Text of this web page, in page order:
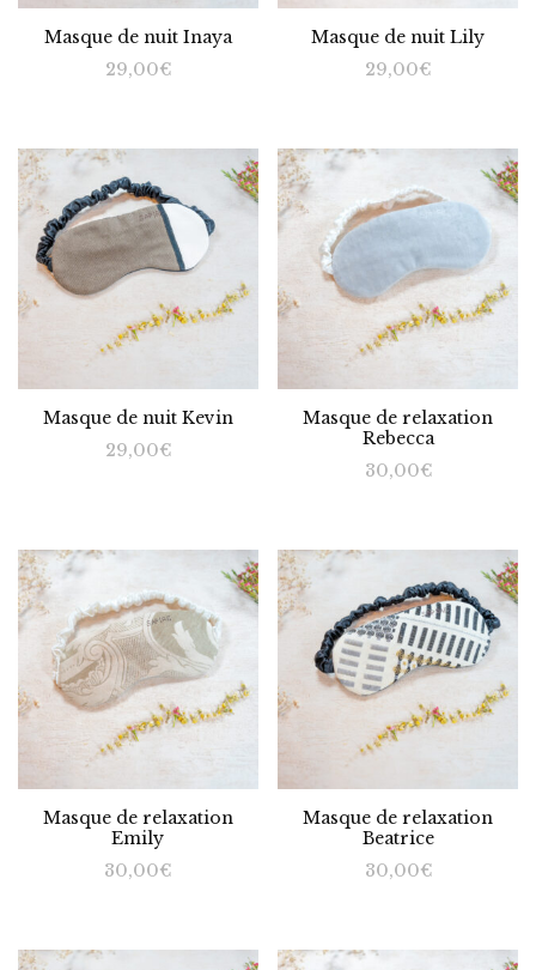
Masque de nuit Inaya
29,00€
Masque de nuit Lily
29,00€
Masque de nuit Kevin
29,00€
Masque de relaxation
Rebecca
30,00€
Masque de relaxation
Emily
30,00€
Masque de relaxation
Beatrice
30,00€